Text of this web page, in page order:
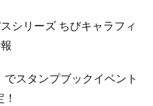
シリーズ ちびキャラフィ
でスタンプブックイベント